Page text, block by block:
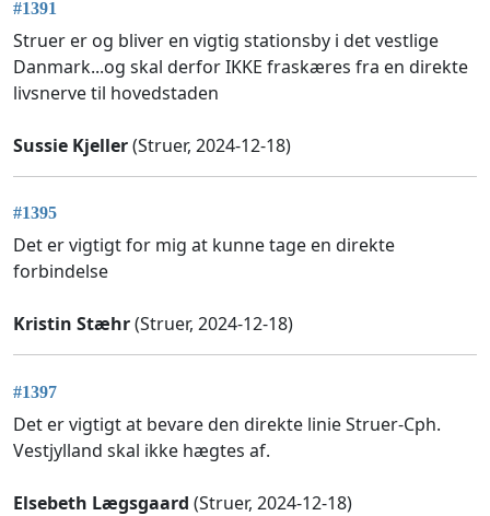
#1391
Struer er og bliver en vigtig stationsby i det vestlige
Danmark...og skal derfor IKKE fraskæres fra en direkte
livsnerve til hovedstaden
Sussie Kjeller(Struer, 2024-12-18)
#1395
Det er vigtigt for mig at kunne tage en direkte
forbindelse
Kristin Stæhr(Struer, 2024-12-18)
#1397
Det er vigtigt at bevare den direkte linie Struer-Cph.
Vestjylland skal ikke hægtes af.
Elsebeth Lægsgaard (Struer, 2024-12-18)